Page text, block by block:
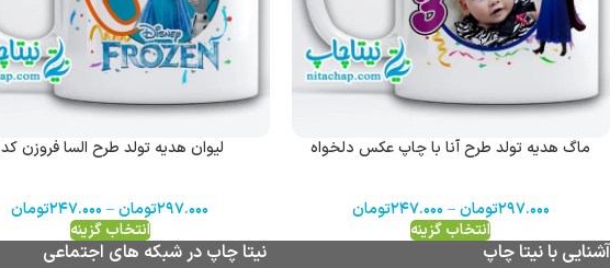
ماگ هدیه تولد طرح آنا با چاپ عکس دلخواه
۲۹۷.۰۰۰تومان – ۲۴۷.۰۰۰تومان
انتخاب گزینه
لیوان هدیه تولد طرح السا فروزن کد1
۲۹۷.۰۰۰تومان – ۲۴۷.۰۰۰تومان
انتخاب گزینه
آشنایی با نیتا چاپ نیتا چاپ در شبکه های اجتماعی